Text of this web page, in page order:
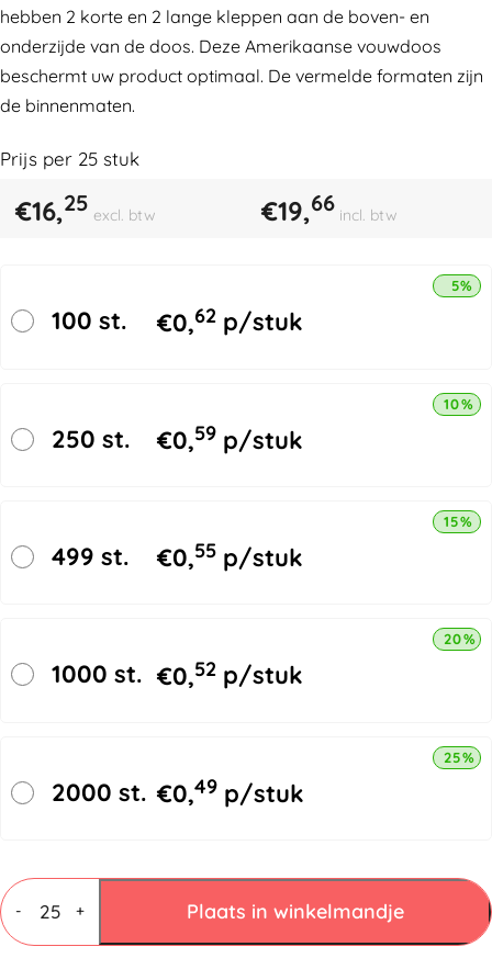
hebben 2 korte en 2 lange kleppen aan de boven- en
onderzijde van de doos. Deze Amerikaanse vouwdoos
beschermt uw product optimaal. De vermelde formaten zijn
de binnenmaten.
Prijs per 25 stuk
€16,25 excl. btw €19,66 incl. btw
100 st. €0,62 p/stuk
5%
250 st. €0,59 p/stuk
10%
499 st. €0,55 p/stuk
15%
1000 st. €0,52 p/stuk
20%
2000 st. €0,49 p/stuk
25%
-
Vouwdozen
3
mm
+ Plaats in winkelmandje